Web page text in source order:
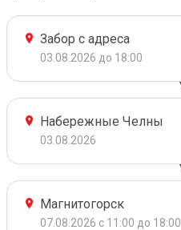
Забор с адреса
03.08.2026 до 18:00
Набережные Челны
03.08.2026
Магнитогорск
07.08.2026 с 11:00 до 18:00